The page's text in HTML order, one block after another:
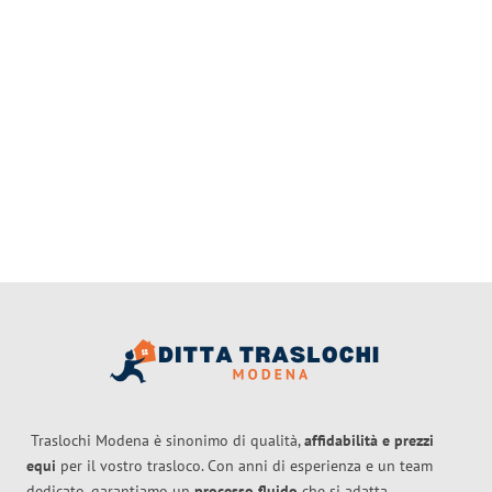
Traslochi Modena è sinonimo di qualità,affidabilità e prezzi
equi per il vostro trasloco. Con anni di esperienza e un team